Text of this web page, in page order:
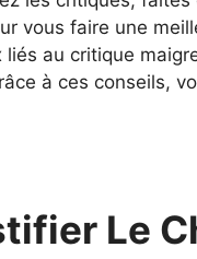
vous faire une
liés au critique
à ces conseils,
Le